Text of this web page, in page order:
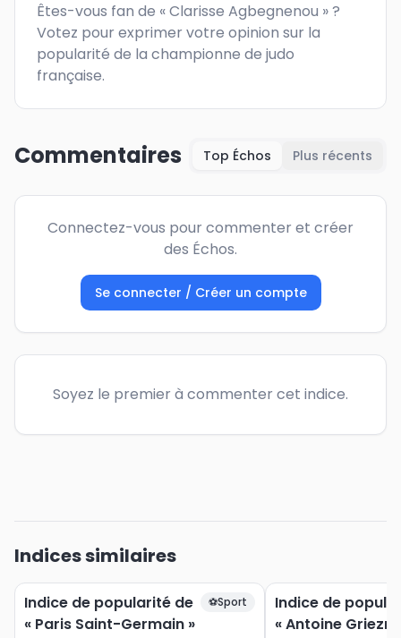
Êtes-vous fan de « Clarisse Agbegnenou » ?
Votez pour exprimer votre opinion sur la
popularité de la championne de judo
française.
Commentaires Top Échos Plus récents
Connectez-vous pour commenter et créer
des Échos.
Se connecter / Créer un compte
Soyez le premier à commenter cet indice.
Indices similaires
Indice de popularité de
« Paris Saint-Germain »
⚽Sport
Indice de
« Antoine